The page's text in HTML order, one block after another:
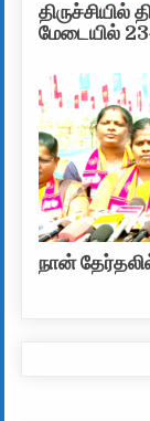
மேடையில்
நான்